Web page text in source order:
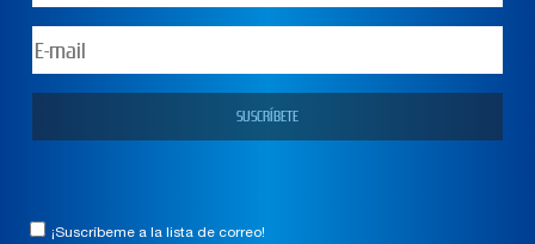
¡Suscríbeme a la lista de correo!